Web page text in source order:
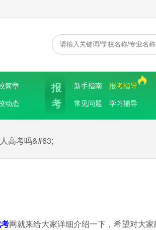
简章
动态
报
考
新手指南
报考指导
常见问题
学习辅导
高考吗&#63;
网就来给大家详细介绍一下，希望对大